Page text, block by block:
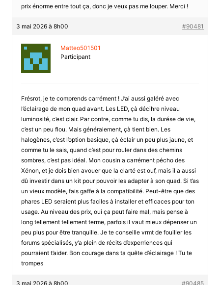
prix énorme entre tout ça, donc je veux pas me louper. Merci !
3 mai 2026 à 8h00 #90481
Matteo501501
Participant
Frésrot, je te comprends carrément ! J’ai aussi galéré avec
l’éclairage de mon quad avant. Les LED, çà décihre niveau
luminosité, c’est clair. Par contre, comme tu dis, la durése de vie,
c’est un peu flou. Mais généralement, çà tient bien. Les
halogènes, c’est l’option basique, çà éclair un peu plus jaune, et
comme tu le sais, quand c’est pour rouler dans des chemins
sombres, c’est pas idéal. Mon cousin a carrément pécho des
Xénon, et je dois bien avouer que la clarté est ouf, mais il a aussi
dû investir dans un kit pour pouvoir les adapter à son quad. Si t’as
un vieux modèle, fais gaffe à la compatibilité. Peut-être que des
phares LED seraient plus faciles à installer et efficaces pour ton
usage. Au niveau des prix, oui ça peut faire mal, mais pense à
long tellement tellement terme, parfois il vaut mieux dépenser un
peu plus pour être tranquille. Je te conseille vrmt de fouiller les
forums spécialisés, y’a plein de récits d’experriences qui
pourraient t’aider. Bon courage dans ta quête d’éclairage ! Tu te
trompes
3 mai 2026 à 8h00 #90485